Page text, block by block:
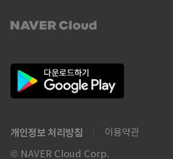
© NAVER Cloud Corp.
개인정보 처리방침 이용약관